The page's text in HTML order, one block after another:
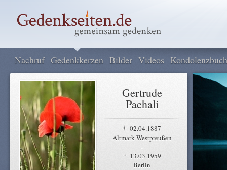
Nachruf Gedenkkerzen Bilder Videos Kondolenzbuch
Gertrude
Pachali
02.04.1887
Altmark Westpreußen
-
13.03.1959
Berlin